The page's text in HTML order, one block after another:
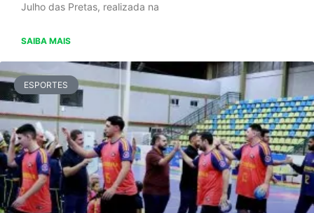
Julho das Pretas, realizada na
SAIBA MAIS
ESPORTES